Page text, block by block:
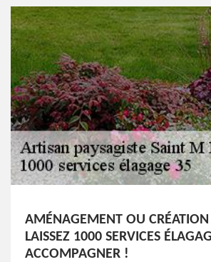
AMÉNAGEMENT OU CRÉATION
LAISSEZ 1000 SERVICES
ACCOMPAGNER !